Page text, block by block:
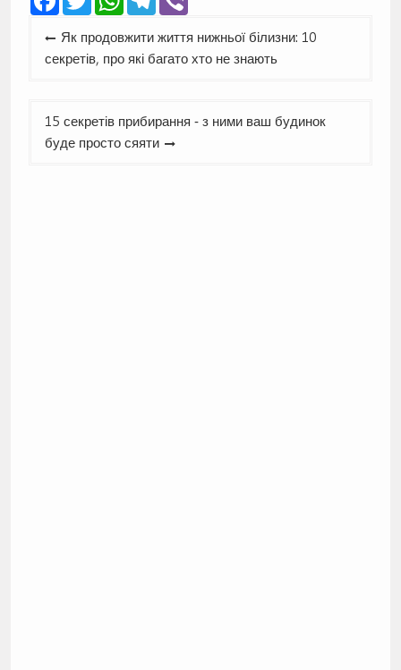
Навігація
записів
Як продовжити життя нижньої білизни: 10
секретів, про які багато хто не знають
15 секретів прибирання ‑ з ними ваш будинок
буде просто сяяти